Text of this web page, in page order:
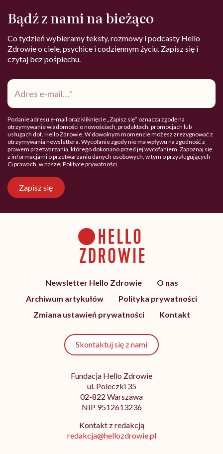
Bądź z nami na bieżąco
Co tydzień wybieramy teksty, rozmowy i podcasty Hello
Zdrowie o ciele, psychice i codziennym życiu. Zapisz się i
czytaj bez pośpiechu.
Adres
mail*
Podanie adresu e-mail oraz kliknięcie „Zapisz się” oznacza zgodę na
otrzymywanie wiadomości o nowościach, produktach, promocjach lub
usługach dot. Hello Zdrowie. W dowolnym momencie możesz zrezygnować z
otrzymywania newslettera. Wycofanie zgody nie ma wpływu na zgodność z
prawem przetwarzania, którego dokonano przed jej wycofaniem. Zapoznaj się
z informacjami o przetwarzaniu danych osobowych, w tym o przysługujących
Ci prawach, w naszejPolityce prywatności.
Zapisz się
Newsletter Hello Zdrowie
O nas
Archiwum artykułów
Polityka prywatności
Zmiana ustawień prywatności
Kontakt
Skontaktuj się z nami
Fundacja Hello Zdrowie
ul. Poleczki 35
02-822 Warszawa
NIP 9512613236
Kontakt z redakcją
redakcja@hellozdrowie.pl